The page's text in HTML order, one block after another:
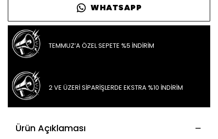
WHATSAPP
TEMMUZ’A ÖZEL SEPETE %5 İNDİRİM
2 VE ÜZERİ SİPARİŞLERDE EKSTRA %10 İNDİRİM
Ürün Açıklaması